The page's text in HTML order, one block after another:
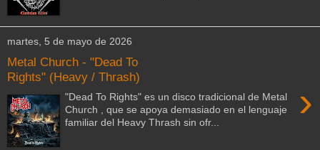
martes, 5 de mayo de 2026
Metal Church - "Dead To
Rights" (Heavy / Thrash)
›
"Dead To Rights" es un disco tradicional de Metal
Church , que se apoya demasiado en el lenguaje
familiar del Heavy Thrash sin ofr...